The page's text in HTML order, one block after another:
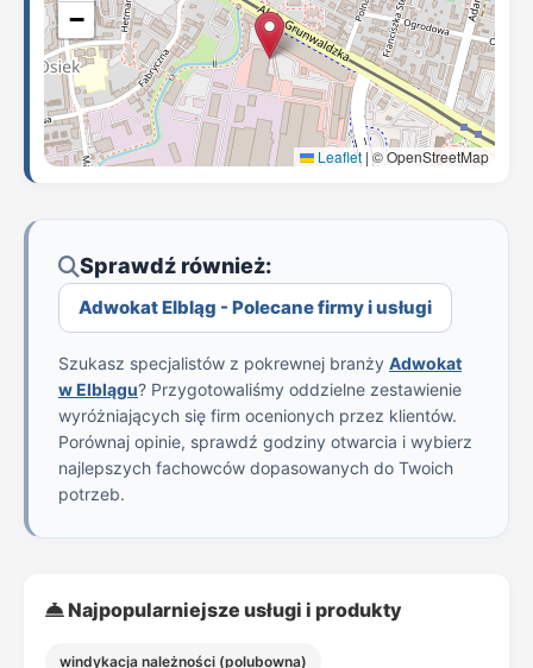
−
Leaflet |© OpenStreetMap
Sprawdź również:
Adwokat Elbląg - Polecane firmy i usługi
Szukasz specjalistów z pokrewnej branży Adwokat
w Elblągu? Przygotowaliśmy oddzielne zestawienie
wyróżniających się firm ocenionych przez klientów.
Porównaj opinie, sprawdź godziny otwarcia i wybierz
najlepszych fachowców dopasowanych do Twoich
potrzeb.
Najpopularniejsze usługi i produkty
windykacja należności (polubowna)